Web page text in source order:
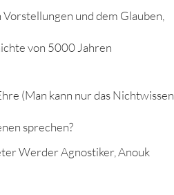
und dem Glauben,
von 5000 Jahren
(Man kann nur das Nichtwissen
sprechen?
Werder Agnostiker, Anouk